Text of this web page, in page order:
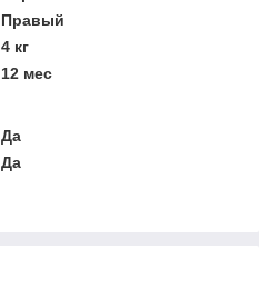
Правый
4 кг
12 мес
Да
Да